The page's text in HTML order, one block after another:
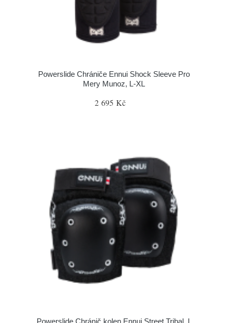
Powerslide Chrániče Ennui Shock Sleeve Pro
Mery Munoz, L-XL
2 695 Kč
Powerslide Chránič kolen Ennui Street Tribal, L